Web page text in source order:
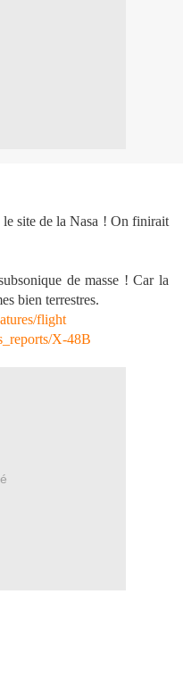
site de la Nasa ! On finirait
de masse ! Car la
bien terrestres.
flight
X-48B